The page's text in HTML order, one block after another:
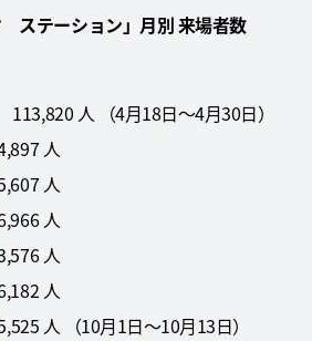
ステーション」月別 来場者数
人 （4月18日～4月30日）
人
人
人
人
人
人 （10月1日～10月13日）